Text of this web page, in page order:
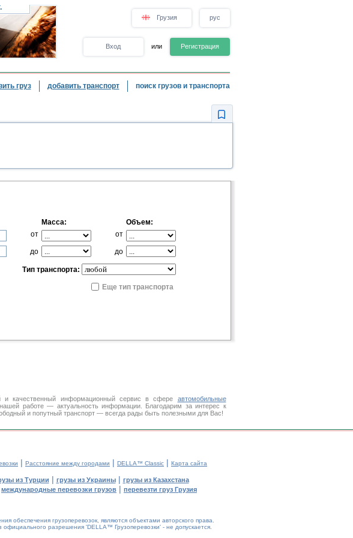
Грузия рус
Вход или Регистрация
груз добавить транспорт поиск грузов и транспорта
Масса:
Объем:
от от
до до
Тип транспорта:
Еще тип транспорта
качественный информационный сервис в сфере автомобильные
работе — актуальность информации. Благодарим за интерес к
и попутный транспорт — всегда рады быть полезными для Вас!
| Расстояние между городами | DELLA™ Classic | Карта сайта
из Турции | грузы из Украины| грузы из Казахстана
международные перевозки грузов | перевезти груз Грузия
грузоперевозок, являются объектами авторского права.
разрешения 'DELLA™ Грузоперевозки' - не допускается.